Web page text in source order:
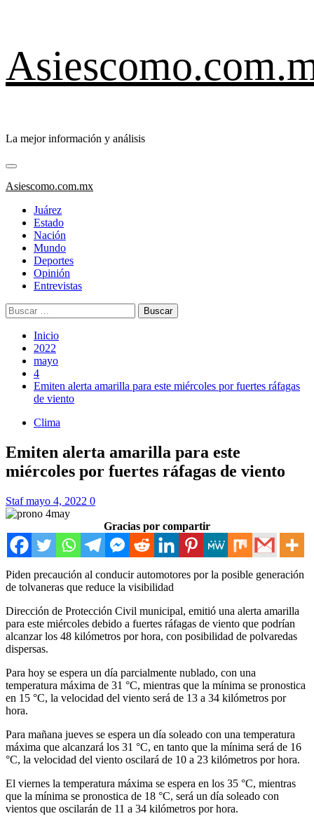
contenido
La mejor información y análisis
Menú
primario
Asiescomo.com.mx
Juárez
Estado
Nación
Mundo
Deportes
Opinión
Entrevistas
Buscar:
Inicio
2022
mayo
4
Emiten alerta amarilla para este miércoles por fuertes ráfagas
de viento
Clima
Emiten alerta amarilla para este
miércoles por fuertes ráfagas de viento
Stafmayo 4, 2022 0
Gracias por compartir
Piden precaución al conducir automotores por la posible generación
de tolvaneras que reduce la visibilidad
Dirección de Protección Civil municipal, emitió una alerta amarilla
para este miércoles debido a fuertes ráfagas de viento que podrían
alcanzar los 48 kilómetros por hora, con posibilidad de polvaredas
dispersas.
Para hoy se espera un día parcialmente nublado, con una
temperatura máxima de 31 °C, mientras que la mínima se pronostica
en 15 °C, la velocidad del viento será de 13 a 34 kilómetros por
hora.
Para mañana jueves se espera un día soleado con una temperatura
máxima que alcanzará los 31 °C, en tanto que la mínima será de 16
°C, la velocidad del viento oscilará de 10 a 23 kilómetros por hora.
El viernes la temperatura máxima se espera en los 35 °C, mientras
que la mínima se pronostica de 18 °C, será un día soleado con
vientos que oscilarán de 11 a 34 kilómetros por hora.